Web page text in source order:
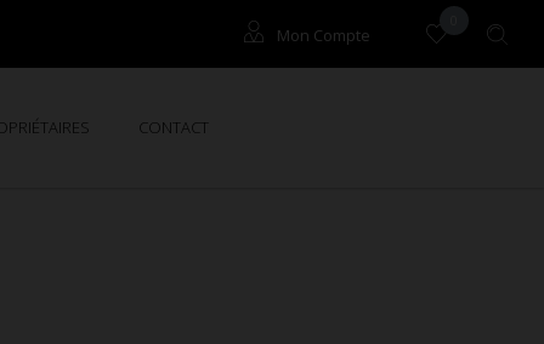
Mon Compte
CONTACT